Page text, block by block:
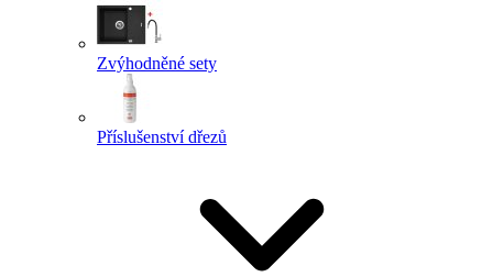
Zvýhodněné sety
Příslušenství dřezů